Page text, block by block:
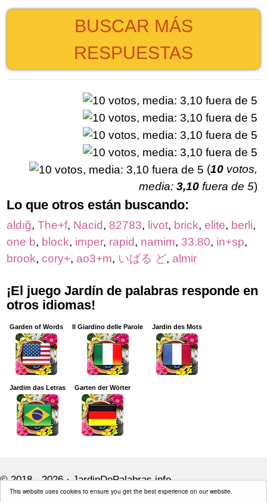
This website uses cookies to ensure you get the best experience on our website.
BUSCAR MÁS
RESPUESTAS
(10 votos,
media: 3,10 fuera de 5)
Lo que otros están buscando:
aldığ, The+f, Nacid, 82783, livot, brick, elite, berli,
one b, block, imper, rapid, namim, 33.80, in+sp,
brook, cory+, ao3+m, いばる ど, almir
¡El juego Jardín de palabras responde en
otros idiomas!
Garden of Words Il Giardino delle Parole Jardin des Mots
Jardim das Letras Garten der Wörter
© 2018 - 2026 ·JardinDePalabras.info
JardinDePalabras.info is not affiliated with the applications mentioned on this site.